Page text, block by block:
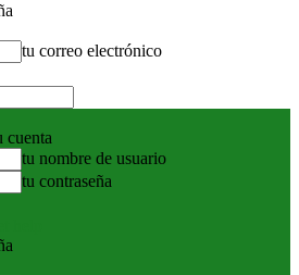
tu correo electrónico
cuenta
tu nombre de usuario
tu contraseña